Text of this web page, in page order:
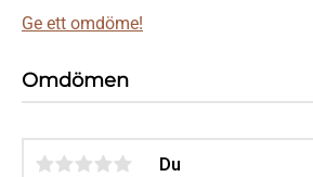
Ge ett omdöme!
Omdömen
Du